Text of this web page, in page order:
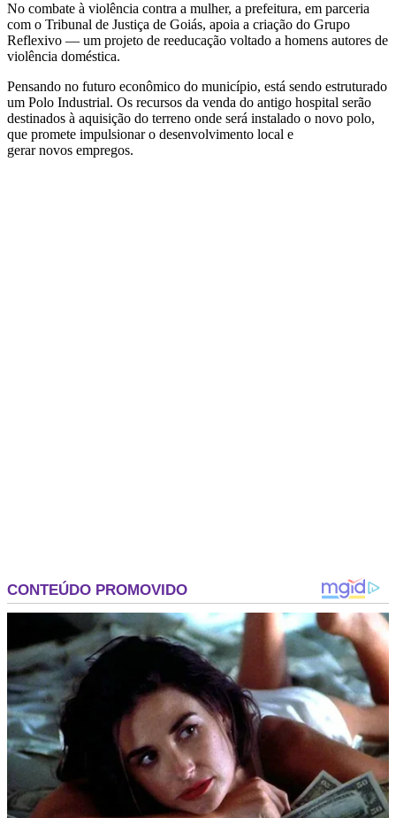
No combate à violência contra a mulher, a prefeitura, em parceria
com o Tribunal de Justiça de Goiás, apoia a criação do Grupo
Reflexivo — um projeto de reeducação voltado a homens autores de
violência doméstica.
Pensando no futuro econômico do município, está sendo estruturado
um Polo Industrial. Os recursos da venda do antigo hospital serão
destinados à aquisição do terreno onde será instalado o novo polo,
que promete impulsionar o desenvolvimento local e
gerar novos empregos.